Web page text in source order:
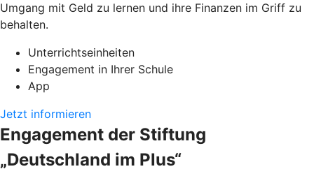
Umgang mit Geld zu lernen und ihre Finanzen im Griff zu
behalten.
Unterrichtseinheiten
Engagement in Ihrer Schule
App
Jetzt informieren
Engagement der Stiftung
„Deutschland im Plus“